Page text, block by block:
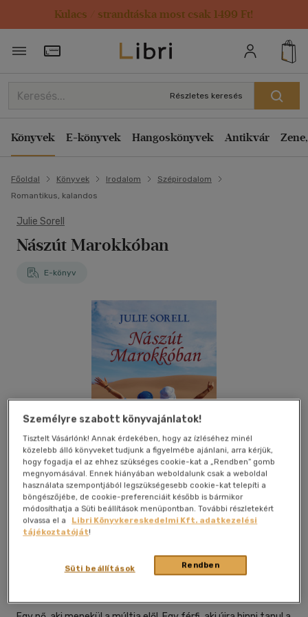
Kulacs / strandtáska most csak 1499 Ft!
Törzsvásárlói Kártya adatai
Részletes keresés
Könyvek E-könyvek Hangoskönyvek Antikvár
Főoldal Könyvek Irodalom
Szépirodalom
Romantikus, kalandos
Julie Sorell
Nászút Marokkóban
E-könyv
Beleolvasok
Személyre szabott könyvajánlatok!
Tisztelt Vásárlónk! Annak érdekében, hogy az ízléséhez minél
közelebb álló könyveket tudjunk a figyelmébe ajánlani, arra kérjük,
hogy fogadja el az ehhez szükséges cookie-kat a „Rendben” gomb
megnyomásával. Ennek hiányában weboldalunk csak a weboldal
használata szempontjából legszükségesebb cookie-kat telepíti a
böngészőjébe, de cookie-preferenciáit később is bármikor
módosíthatja a Süti beállítások menüpontban. További részletekért
olvassa el a
Libri Könyvkereskedelmi Kft. adatkezelési
tájékoztatóját!
Rendben
Süti beállítások